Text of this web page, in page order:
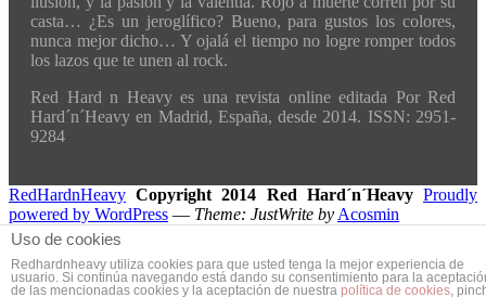
casta… ¿Es un jeroglífico? Bueno, para gustos los colores,
nunca mejor dicho… Y ojalá el tiempo no logre romper todos
los lazos que te unen al rock.
Red Hard n Heavy es una revista online editada Por Red
Hard´n´Heavy en Madrid, España, desde 2014. ISSN: 2951-
9284
RedHardnHeavy Copyright 2014 Red Hard´n´Heavy Proudly
powered by WordPress — Theme: JustWrite by Acosmin
Uso de cookies
Redhardnheavy utiliza cookies para que usted tenga la mejor experiencia de
usuario. Si continúa navegando está dando su consentimiento para la
de las mencionadas cookies y la aceptación de nuestra política de cookies ,